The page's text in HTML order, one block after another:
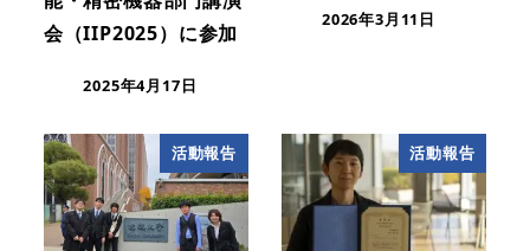
会（IIP2025）に参加
2025年4月17日
2026年3月11日
活動報告 活動報告